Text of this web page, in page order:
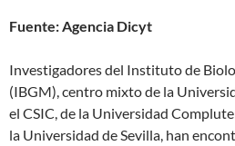
Fuente: Agencia Dicyt
Investigadores del Instituto de
(IBGM), centro mixto de la
el CSIC, de la Universidad
la Universidad de Sevilla, han